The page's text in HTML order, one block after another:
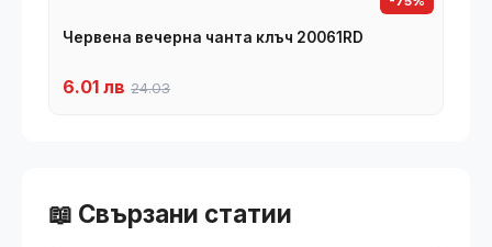
Червена вечерна чанта клъч 20061RD
6.01 лв 24.03
📖 Свързани статии